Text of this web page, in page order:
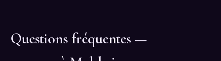
Questions fréquentes —